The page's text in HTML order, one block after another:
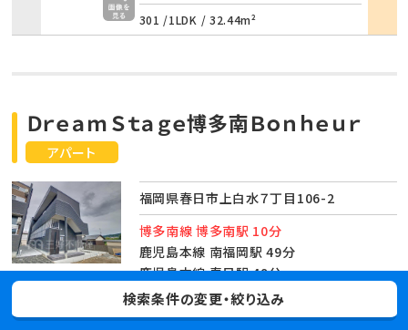
301 /1LDK / 32.44m²
アパート
ＤｒｅａｍＳｔａｇｅ博多南Ｂｏｎｈｅｕｒ
福岡県春日市上白水７丁目106-2
博多南線 博多南駅 10分
鹿児島本線 南福岡駅 49分
鹿児島本線 春日駅 49分
西鉄天神大牟田線 春日原駅 56分
検索条件の変更・絞り込み